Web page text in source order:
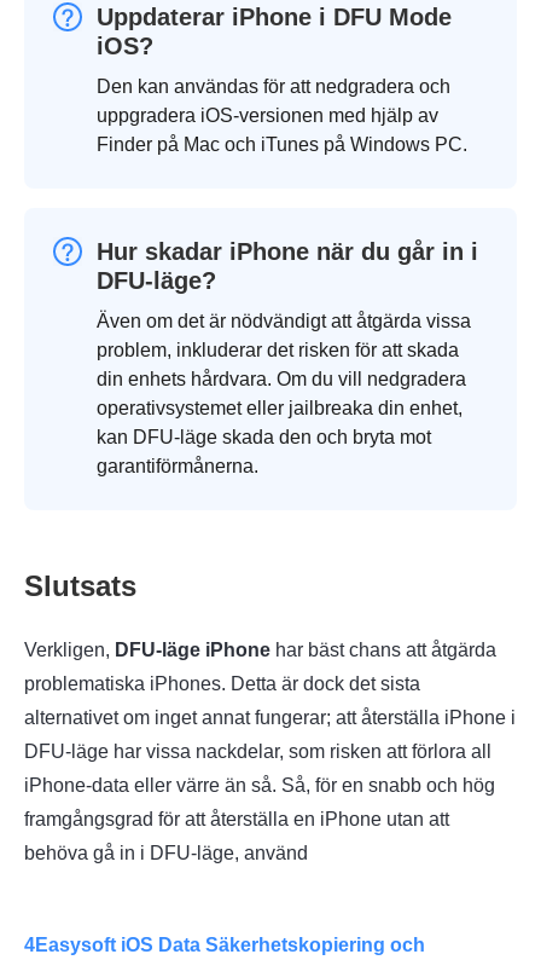
Uppdaterar iPhone i DFU Mode
iOS?
Den kan användas för att nedgradera och
uppgradera iOS-versionen med hjälp av
Finder på Mac och iTunes på Windows PC.
Hur skadar iPhone när du går in i
DFU-läge?
Även om det är nödvändigt att åtgärda vissa
problem, inkluderar det risken för att skada
din enhets hårdvara. Om du vill nedgradera
operativsystemet eller jailbreaka din enhet,
kan DFU-läge skada den och bryta mot
garantiförmånerna.
Slutsats
Verkligen, DFU-läge iPhone har bäst chans att åtgärda
problematiska iPhones. Detta är dock det sista
alternativet om inget annat fungerar; att återställa iPhone i
DFU-läge har vissa nackdelar, som risken att förlora all
iPhone-data eller värre än så. Så, för en snabb och hög
framgångsgrad för att återställa en iPhone utan att
behöva gå in i DFU-läge, använd
4Easysoft iOS Data Säkerhetskopiering och